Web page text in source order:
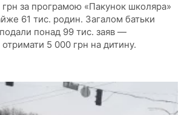
за програмою «Пакунок школяра»
61 тис. родин. Загалом батьки
понад 99 тис. заяв —
отримати 5 000 грн на дитину.